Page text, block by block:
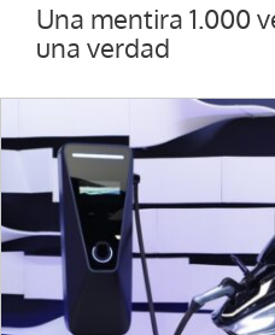
Una mentira 1.000
una verdad